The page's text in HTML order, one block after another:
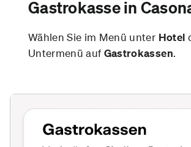
Gastrokasse in
Wählen Sie im Menü unter Hotel
Untermenü auf Gastrokassen.